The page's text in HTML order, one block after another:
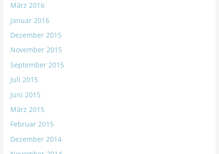
März 2016
Januar 2016
Dezember 2015
November 2015
September 2015
Juli 2015
Juni 2015
März 2015
Februar 2015
Dezember 2014